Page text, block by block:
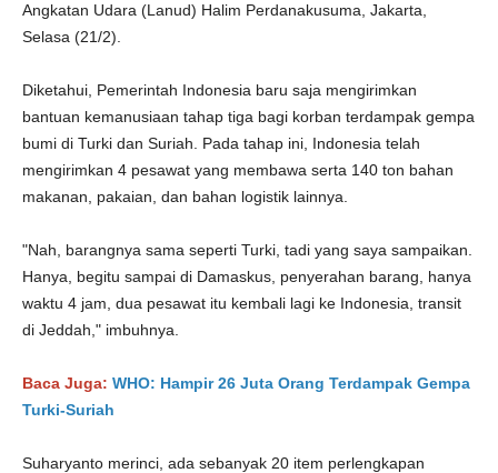
Angkatan Udara (Lanud) Halim Perdanakusuma, Jakarta,
Selasa (21/2).
Diketahui, Pemerintah Indonesia baru saja mengirimkan
bantuan kemanusiaan tahap tiga bagi korban terdampak gempa
bumi di Turki dan Suriah. Pada tahap ini, Indonesia telah
mengirimkan 4 pesawat yang membawa serta 140 ton bahan
makanan, pakaian, dan bahan logistik lainnya.
"Nah, barangnya sama seperti Turki, tadi yang saya sampaikan.
Hanya, begitu sampai di Damaskus, penyerahan barang, hanya
waktu 4 jam, dua pesawat itu kembali lagi ke Indonesia, transit
di Jeddah," imbuhnya.
Baca Juga: WHO: Hampir 26 Juta Orang Terdampak Gempa
Turki-Suriah
Suharyanto merinci, ada sebanyak 20 item perlengkapan